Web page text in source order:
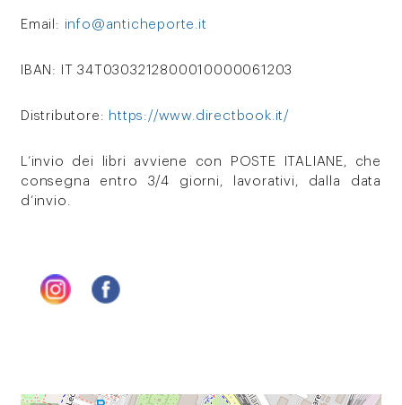
Email: info@anticheporte.it
IBAN: IT 34T0303212800010000061203
Distributore: https://www.directbook.it/
L’invio dei libri avviene con POSTE ITALIANE, che
consegna entro 3/4 giorni, lavorativi, dalla data
d’invio.